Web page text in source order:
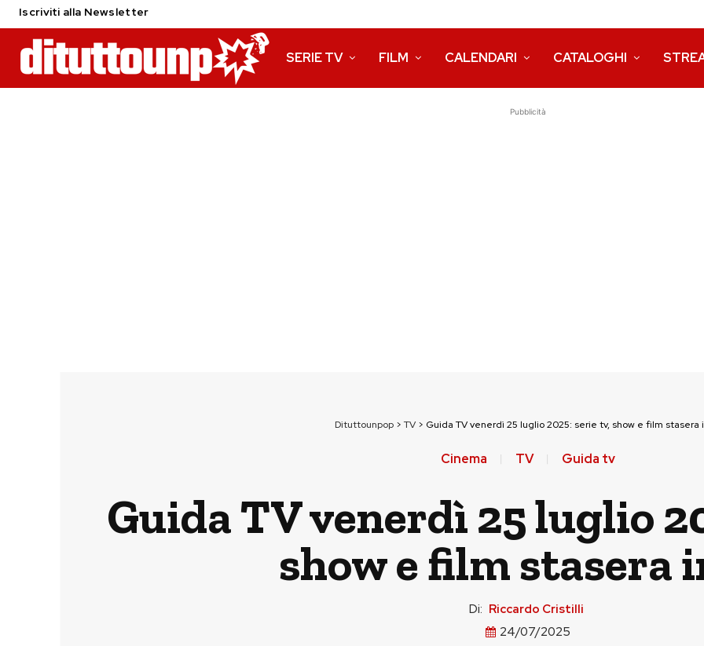
Iscriviti alla Newsletter
SERIE TV FILM CALENDARI CATALOGHI
Pubblicità
Dituttounpop > TV > Guida TV venerdì 25 luglio 2025: serie tv, show e film stasera
Cinema TV Guida tv
Guida TV venerdì 25 luglio
show e film stasera
Di: Riccardo Cristilli
24/07/2025